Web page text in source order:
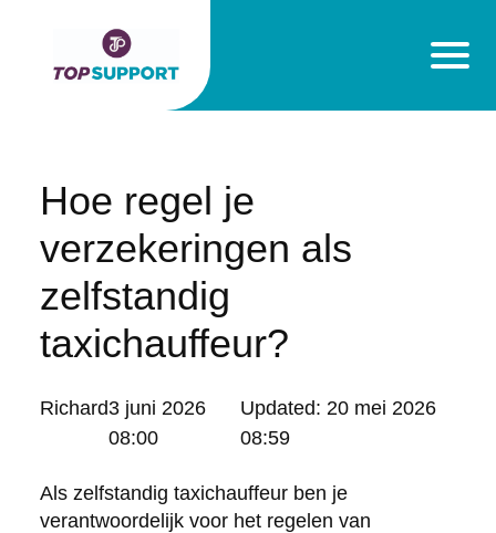
Hoe regel je
verzekeringen als
zelfstandig
taxichauffeur?
Posted
Richard3 juni 2026
08:00
Updated: 20 mei 2026
08:59
Als zelfstandig taxichauffeur ben je
verantwoordelijk voor het regelen van